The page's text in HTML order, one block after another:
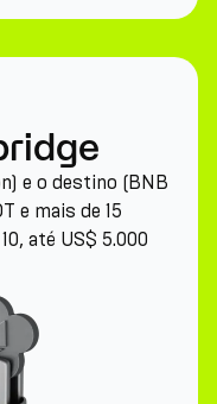
e o destino (BNB
e mais de 15
até US$ 5.000